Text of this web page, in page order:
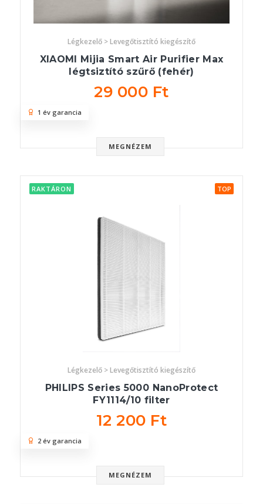
Légkezelő > Levegőtisztító kiegészítő
XIAOMI Mijia Smart Air Purifier Max
légtsiztító szűrő (fehér)
29 000 Ft
MEGNÉZEM
1 év garancia
RAKTÁRON TOP
Légkezelő > Levegőtisztító kiegészítő
PHILIPS Series 5000 NanoProtect
FY1114/10 filter
12 200 Ft
MEGNÉZEM
2 év garancia